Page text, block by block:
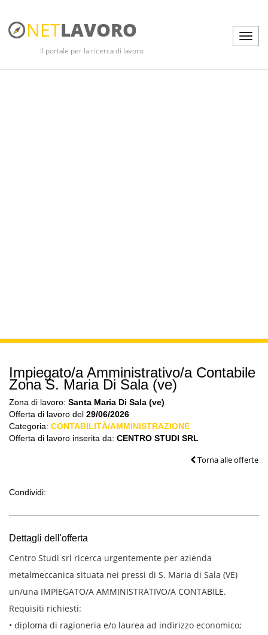
NETLAVORO
Il portale per la ricerca di lavoro
Impiegato/a Amministrativo/a Contabile
Zona S. Maria Di Sala (ve)
Zona di lavoro: Santa Maria Di Sala (ve)
Offerta di lavoro del 29/06/2026
Categoria: CONTABILITÀ/AMMINISTRAZIONE
Offerta di lavoro inserita da: CENTRO STUDI SRL
Torna alle offerte
Condividi:
Dettagli dell'offerta
Centro Studi srl ricerca urgentemente per azienda
metalmeccanica situata nei pressi di S. Maria di Sala (VE)
un/una IMPIEGATO/A AMMINISTRATIVO/A CONTABILE.
Requisiti richiesti:
• diploma di ragioneria e/o laurea ad indirizzo economico;